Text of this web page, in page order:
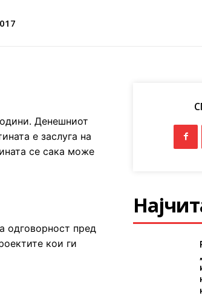
Денешниот
е заслуга на
се сака може
одговорност пред
кои ги